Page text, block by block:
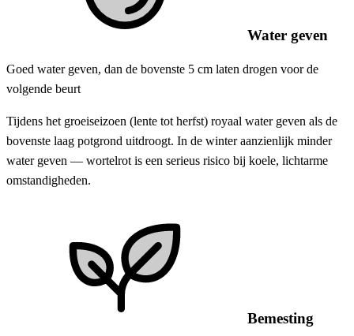
Water geven
Goed water geven, dan de bovenste 5 cm laten drogen voor de
volgende beurt
Tijdens het groeiseizoen (lente tot herfst) royaal water geven als de
bovenste laag potgrond uitdroogt. In de winter aanzienlijk minder
water geven — wortelrot is een serieus risico bij koele, lichtarme
omstandigheden.
Bemesting